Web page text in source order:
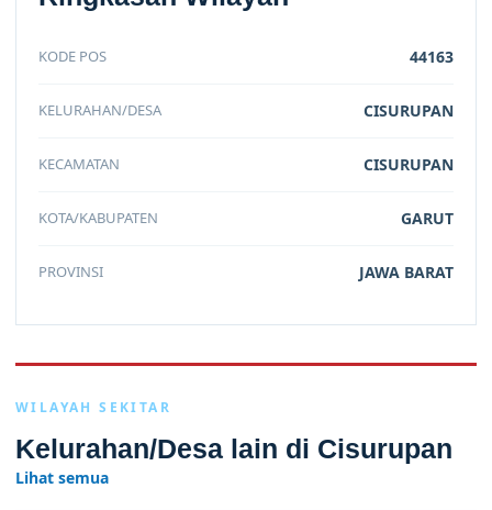
KODE POS 44163
KELURAHAN/DESA CISURUPAN
KECAMATAN CISURUPAN
KOTA/KABUPATEN GARUT
PROVINSI JAWA BARAT
WILAYAH SEKITAR
Kelurahan/Desa lain di Cisurupan
Lihat semua